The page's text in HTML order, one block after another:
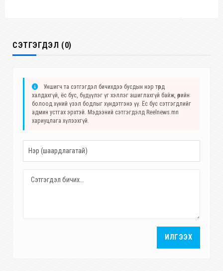
СЭТГЭГДЭЛ (0)
Уншигч та сэтгэгдэл бичихдээ бусдын нэр төрд
халдахгүй, ёс бус, бүдүүлэг үг хэллэг ашиглахгүй байж, өөрийн
болоод хүний үзэл бодлыг хүндэтгэнэ үү. Ёс бус сэтгэгдлийг
админ устгах эрхтэй. Мэдээний сэтгэгдэлд Reelnews.mn
хариуцлага хүлээхгүй.
ИЛГЭЭХ